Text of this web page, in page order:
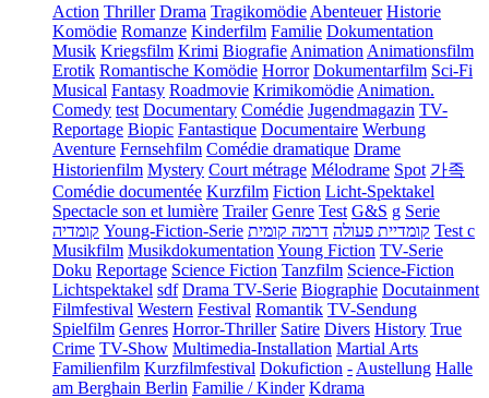
Action Thriller Drama Tragikomödie Abenteuer Historie
Komödie Romanze Kinderfilm Familie Dokumentation
Musik Kriegsfilm Krimi Biografie Animation Animationsfilm
Erotik Romantische Komödie Horror Dokumentarfilm Sci-Fi
Musical Fantasy Roadmovie Krimikomödie Animation.
Comedy test Documentary Comédie Jugendmagazin TV-
Reportage Biopic Fantastique Documentaire Werbung
Aventure Fernsehfilm Comédie dramatique Drame
Historienfilm Mystery Court métrage Mélodrame Spot 가족
Comédie documentée Kurzfilm Fiction Licht-Spektakel
Spectacle son et lumière Trailer Genre Test G&S g Serie
קומדיה Young-Fiction-Serie קומדיית פעולה דרמה קומית
Test c
Musikfilm Musikdokumentation Young Fiction TV-Serie
Doku Reportage Science Fiction Tanzfilm Science-Fiction
Lichtspektakel sdf Drama TV-Serie Biographie Docutainment
Filmfestival Western Festival Romantik TV-Sendung
Spielfilm Genres Horror-Thriller Satire Divers History True
Crime TV-Show Multimedia-Installation Martial Arts
Familienfilm Kurzfilmfestival Dokufiction - Austellung Halle
am Berghain Berlin Familie / Kinder Kdrama